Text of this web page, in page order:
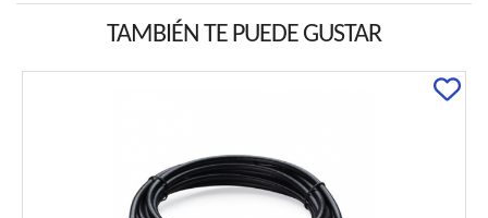
TAMBIÉN TE PUEDE GUSTAR